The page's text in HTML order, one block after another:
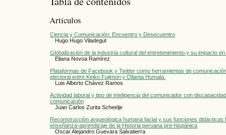
Artículos
Ciencia y Comunicación: Encuentro y Desecuentro
Hugo Hugo Viladegut
Globalización de la industria cultural del entretenimiento y su impacto
Eliana Novoa Ramírez
Plataformas de Facebook y Twitter como herramientas de
electoral entre Keiko Fujimori y Ollanta Humala.
Luis Alberto Chávez Ramos
Actividad laboral y tipo de inteligencia del comunicador con
comunicación
Juan Carlos Zurita Scheelje
Reconstrucción arqueológica humana facial y sus funciones didácticas
enseñanza-aprendizaje de la Historia peruana pre-hispánica
Oscar Alejandro Guevara Salvatierra